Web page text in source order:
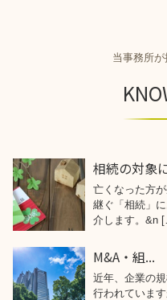
当事務所
相続の対象
亡くなった方
継ぐ「相続」
介します。&n
M&A・組...
近年、企業の
行われていま